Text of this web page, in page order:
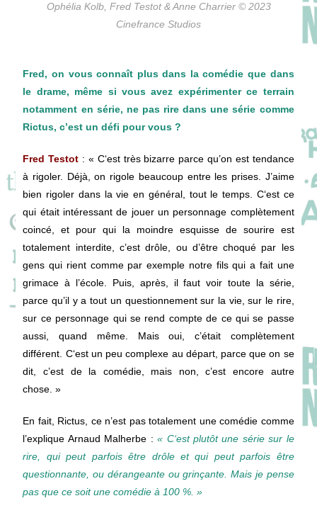
Ophélia Kolb, Fred Testot & Anne Charrier © 2023
Cinefrance Studios
Fred, on vous connaît plus dans la comédie que dans
le drame, même si vous avez expérimenter ce terrain
notamment en série, ne pas rire dans une série comme
Rictus, c’est un défi pour vous ?
Fred Testot : « C‘est très bizarre parcequ’on est tendance
à rigoler. Déjà,on rigole beaucoup entre les prises. J’aime
bien rigoler dans lavieen général, tout letemps. C‘est ce
qui était intéressantde jouer un personnage complètement
coincé,et pour qui la moindre esquisse de sourire est
totalement interdite, c’estdrôle, ou d’êtrechoqué par les
gensqui rient comme parexemple notre filsquia fait une
grimaceà l’école. Puis, après, ilfautvoirtoute la série,
parcequ’il yatout un questionnementsur la vie,sur le rire,
sur ce personnage qui se rend comptede ce quise passe
aussi,quand même. Maisoui, c’était complètement
différent. C‘est un peucomplexe au départ, parcequeon se
dit, c’est
de la comédie, mais non,c’estencore autre
chose. »
En fait, Rictus, ce n’est pas totalement une comédie comme
l’explique Arnaud Malherbe :« C‘est plutôtune sériesur le
rire, quipeut parfoisêtre drôle etqui peutparfois être
questionnante,ou dérangeante ougrinçante.Mais je pense
pasquecesoitunecomédieà 100 %. »